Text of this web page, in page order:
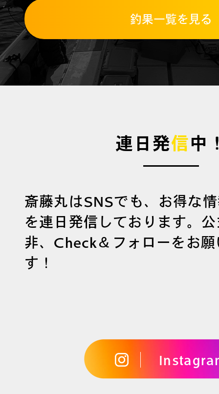
釣果一覧を見る
連日発信中
斎藤丸はSNSでも、お得な
を連日発信しております。
非、Check＆フォローをお
す！